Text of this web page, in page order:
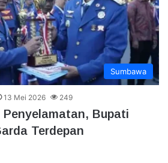
Sumbawa
13 Mei 2026 249
Penyelamatan, Bupati
Terdepan